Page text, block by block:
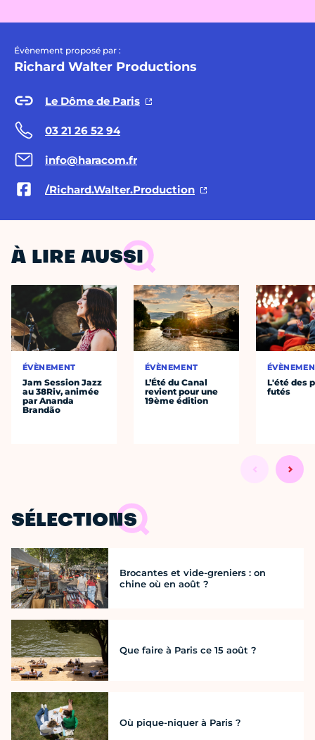
Évènement proposé par :
Richard Walter Productions
Le Dôme de Paris
03 21 26 52 94
info@haracom.fr
/Richard.Walter.Production
À LIRE AUSSI
ÉVÈNEMENT
Jam Session Jazz
au 38Riv, animée
par Ananda
Brandão
ÉVÈNEMENT
L’Été du Canal
revient pour une
19ème édition
L'été des
futés
SÉLECTIONS
Brocantes et vide-greniers : on
chine où en août ?
Que faire à Paris ce 15 août ?
Où pique-niquer à Paris ?